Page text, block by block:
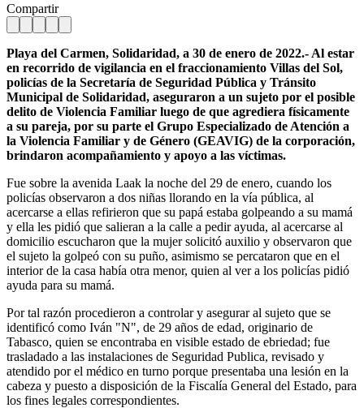
Compartir
Playa del Carmen, Solidaridad, a 30 de enero de 2022.- Al estar
en recorrido de vigilancia en el fraccionamiento Villas del Sol,
policías de la Secretaría de Seguridad Pública y Tránsito
Municipal de Solidaridad, aseguraron a un sujeto por el posible
delito de Violencia Familiar luego de que agrediera físicamente
a su pareja, por su parte el Grupo Especializado de Atención a
la Violencia Familiar y de Género (GEAVIG) de la corporación,
brindaron acompañamiento y apoyo a las víctimas.
Fue sobre la avenida Laak la noche del 29 de enero, cuando los
policías observaron a dos niñas llorando en la vía pública, al
acercarse a ellas refirieron que su papá estaba golpeando a su mamá
y ella les pidió que salieran a la calle a pedir ayuda, al acercarse al
domicilio escucharon que la mujer solicitó auxilio y observaron que
el sujeto la golpeó con su puño, asimismo se percataron que en el
interior de la casa había otra menor, quien al ver a los policías pidió
ayuda para su mamá.
Por tal razón procedieron a controlar y asegurar al sujeto que se
identificó como Iván "N", de 29 años de edad, originario de
Tabasco, quien se encontraba en visible estado de ebriedad; fue
trasladado a las instalaciones de Seguridad Publica, revisado y
atendido por el médico en turno porque presentaba una lesión en la
cabeza y puesto a disposición de la Fiscalía General del Estado, para
los fines legales correspondientes.